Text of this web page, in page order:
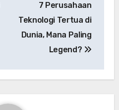
7 Perusahaan
Teknologi Tertua di
Dunia, Mana Paling
Legend?